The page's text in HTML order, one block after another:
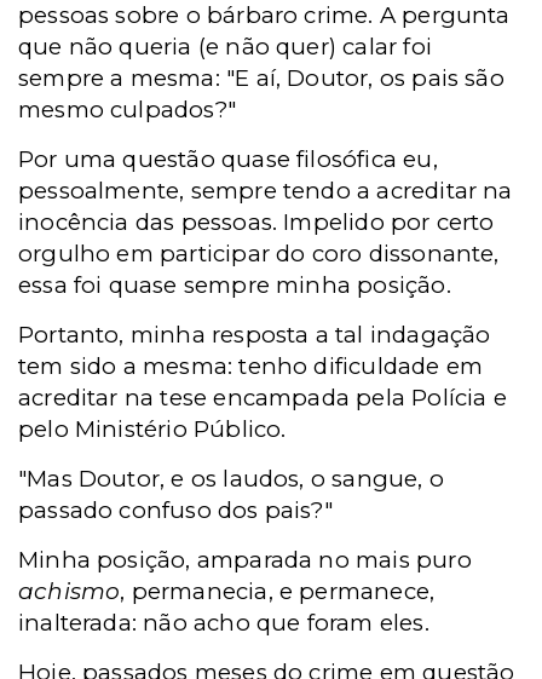
pessoas sobre o bárbaro crime. A pergunta
que não queria (e não quer) calar foi
sempre a mesma: "E aí, Doutor, os pais são
mesmo culpados?"
Por uma questão quase filosófica eu,
pessoalmente, sempre tendo a acreditar na
inocência das pessoas. Impelido por certo
orgulho em participar do coro dissonante,
essa foi quase sempre minha posição.
Portanto, minha resposta a tal indagação
tem sido a mesma: tenho dificuldade em
acreditar na tese encampada pela Polícia e
pelo Ministério Público.
"Mas Doutor, e os laudos, o sangue, o
passado confuso dos pais?"
Minha posição, amparada no mais puro
achismo, permanecia, e permanece,
inalterada: não acho que foram eles.
Hoje, passados meses do crime em questão